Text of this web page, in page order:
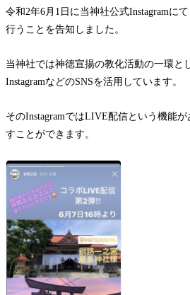
令和2年6月1日に当神社公式Instagramに
行うことを告知しました。
当神社では神徳宣揚の教化活動の一環と
InstagramなどのSNSを活用しています。
そのInstagramではLIVE配信という機能
すことができます。